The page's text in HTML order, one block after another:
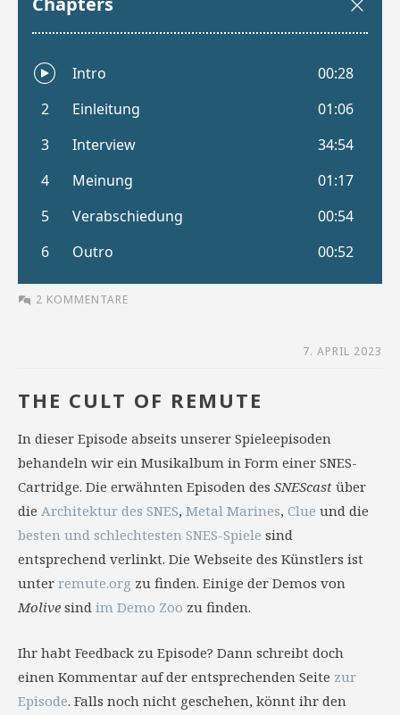
2 KOMMENTARE
7. APRIL 2023
THE CULT OF REMUTE
In dieser Episode abseits unserer Spieleepisoden
behandeln wir ein Musikalbum in Form einer SNES-
Cartridge. Die erwähnten Episoden des SNEScast über
die Architektur des SNES, Metal Marines, Clue und die
besten und schlechtesten SNES-Spiele sind
entsprechend verlinkt. Die Webseite des Künstlers ist
unter remute.org zu finden. Einige der Demos von
Molive sind im Demo Zoo zu finden.
Ihr habt Feedback zu Episode? Dann schreibt doch
einen Kommentar auf der entsprechenden Seite zur
Episode. Falls noch nicht geschehen, könnt ihr den